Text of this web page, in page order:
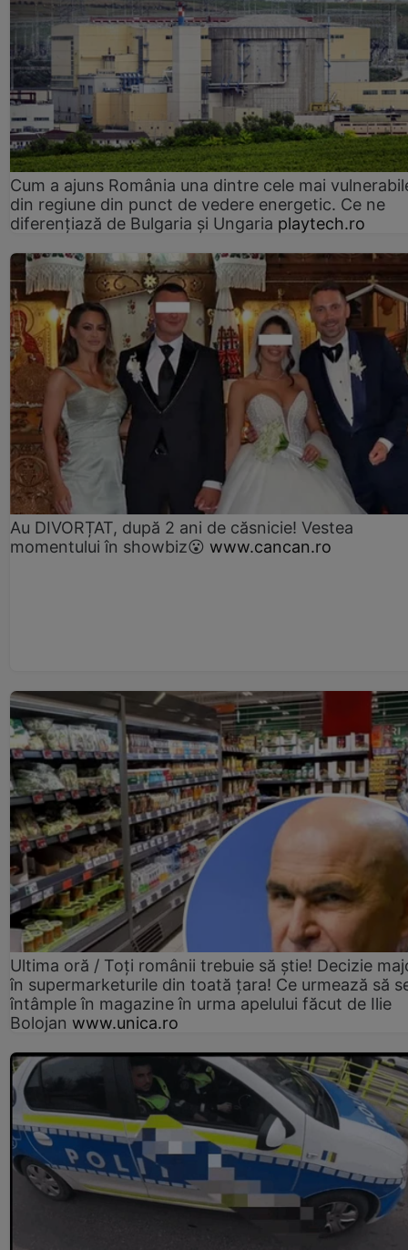
Cum a ajuns România una dintre cele mai
din regiune din punct de vedere energetic. Ce ne
diferențiază de Bulgaria și Ungaria playtech.ro
Au DIVORȚAT, după 2 ani de căsnicie! Vestea
momentului în showbiz😮 www.cancan.ro
Ultima oră / Toți românii trebuie să știe! Decizie
în supermarketurile din toată țara! Ce urmează să
întâmple în magazine în urma apelului făcut de Ilie
Bolojan www.unica.ro